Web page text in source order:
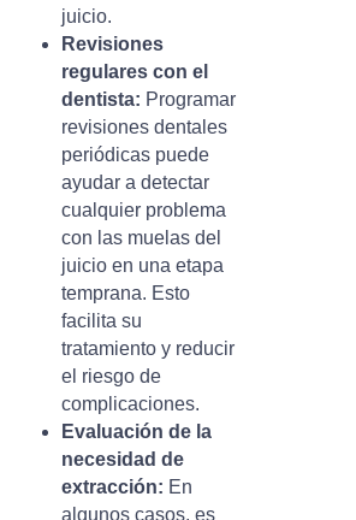
juicio.
Revisiones
regulares con el
dentista: Programar
revisiones dentales
periódicas puede
ayudar a detectar
cualquier problema
con las muelas del
juicio en una etapa
temprana. Esto
facilita su
tratamiento y reducir
el riesgo de
complicaciones.
Evaluación de la
necesidad de
extracción: En
algunos casos, es